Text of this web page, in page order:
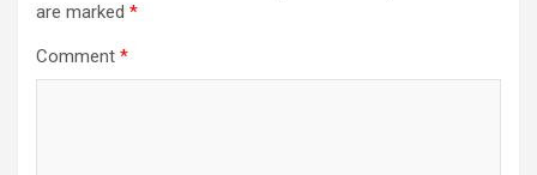
are marked *
Comment *